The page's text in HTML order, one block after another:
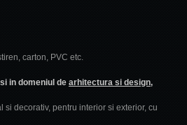
carton, PVC etc.
in domeniul de arhitectura si design,
si decorativ, pentru interior si exterior, cu